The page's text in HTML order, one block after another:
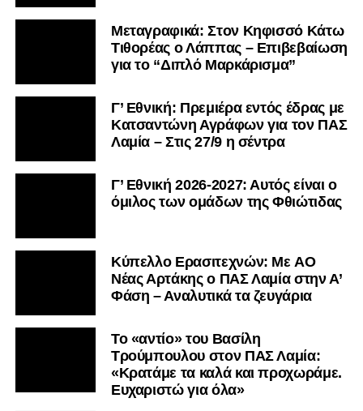
Μεταγραφικά: Στον Κηφισσό Κάτω
Τιθορέας ο Λάππας – Επιβεβαίωση
για το “Διπλό Μαρκάρισμα”
Γ’ Εθνική: Πρεμιέρα εντός έδρας με
Κατσαντώνη Αγράφων για τον ΠΑΣ
Λαμία – Στις 27/9 η σέντρα
Γ’ Εθνική 2026-2027: Αυτός είναι ο
όμιλος των ομάδων της Φθιώτιδας
Kύπελλο Ερασιτεχνών: Με AO
Nέας Αρτάκης ο ΠΑΣ Λαμία στην Α’
Φάση – Αναλυτικά τα ζευγάρια
Το «αντίο» του Βασίλη
Τρούμπουλου στον ΠΑΣ Λαμία:
«Κρατάμε τα καλά και προχωράμε.
Ευχαριστώ για όλα»